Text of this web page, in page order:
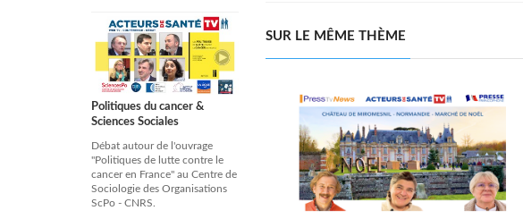
Politiques du cancer &
Sciences Sociales
Débat autour de l'ouvrage
"Politiques de lutte contre le
cancer en France" au Centre de
Sociologie des Organisations
ScPo - CNRS.
SUR LE MÊME THÈME